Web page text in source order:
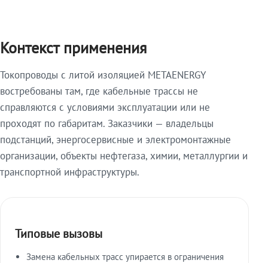
Контекст применения
Токопроводы с литой изоляцией METAENERGY
востребованы там, где кабельные трассы не
справляются с условиями эксплуатации или не
проходят по габаритам. Заказчики — владельцы
подстанций, энергосервисные и электромонтажные
организации, объекты нефтегаза, химии, металлургии и
транспортной инфраструктуры.
Типовые вызовы
Замена кабельных трасс упирается в ограничения